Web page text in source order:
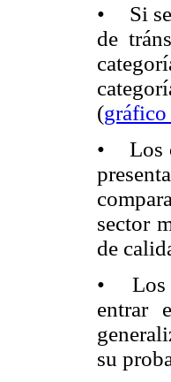
• Si se
de
(gráfico
• Los
sector
de
• Los
entrar
su